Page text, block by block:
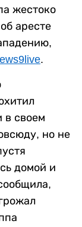
жестоко
аресте
.
в своем
но не
домой и